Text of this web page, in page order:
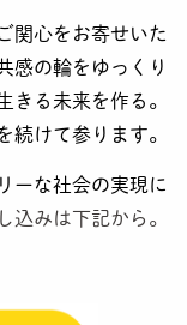
関心をお寄せいた
感の輪をゆっくり
る未来を作る。
けて参ります。
ーな社会の実現に
込みは下記から。